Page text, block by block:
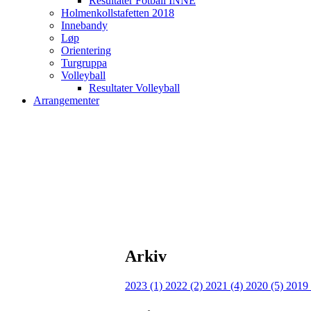
Holmenkollstafetten 2018
Innebandy
Løp
Orientering
Turgruppa
Volleyball
Resultater Volleyball
Arrangementer
Arkiv
2023 (1) 2022 (2) 2021 (4) 2020 (5) 2019